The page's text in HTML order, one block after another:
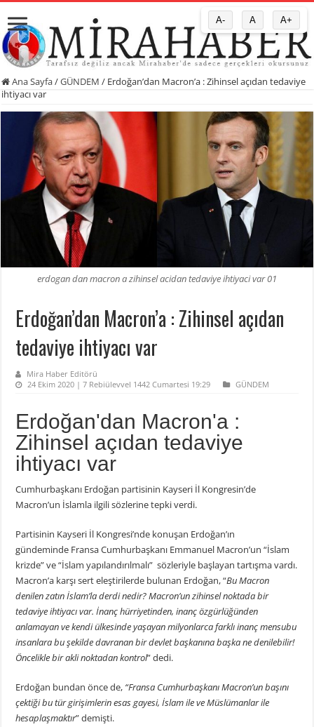
Ana Sayfa/GÜNDEM / Erdoğan’dan Macron’a : Zihinsel açıdan tedaviye
ihtiyacı var
erdogan dan macron a zihinsel acidan tedaviye ihtiyaci var 01
Erdoğan’dan Macron’a : Zihinsel açıdan
tedaviye ihtiyacı var
Mira Haber Editörü
24 Ekim 2020 | 7 Rebiülevvel 1442 Cumartesi 19:29
GÜNDEM
Erdoğan'dan Macron'a :
Zihinsel açıdan tedaviye
ihtiyacı var
Cumhurbaşkanı Erdoğan partisinin Kayseri İl Kongresin’de
Macron’un İslamla ilgili sözlerine tepki verdi.
Partisinin Kayseri İl Kongresi’nde konuşan Erdoğan’ın
gündeminde Fransa Cumhurbaşkanı Emmanuel Macron’un “İslam
krizde” ve “İslam yapılandırılmalı” sözleriyle başlayan tartışma vardı.
Macron’a karşı sert eleştirilerde bulunan Erdoğan, “Bu Macron
denilen zatın İslam’la derdi nedir? Macron’un zihinsel noktada bir
tedaviye ihtiyacı var. İnanç hürriyetinden, inanç özgürlüğünden
anlamayan ve kendi ülkesinde yaşayan milyonlarca farklı inanç mensubu
insanlara bu şekilde davranan bir devlet başkanına başka ne denilebilir!
Öncelikle bir akli noktadan kontrol” dedi.
Erdoğan bundan önce de, “Fransa Cumhurbaşkanı Macron’un başını
çektiği bu tür girişimlerin esas gayesi, İslam ile ve Müslümanlar ile
hesaplaşmaktır” demişti.
A- A A+